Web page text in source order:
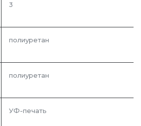
3
полиуретан
полиуретан
УФ-печать